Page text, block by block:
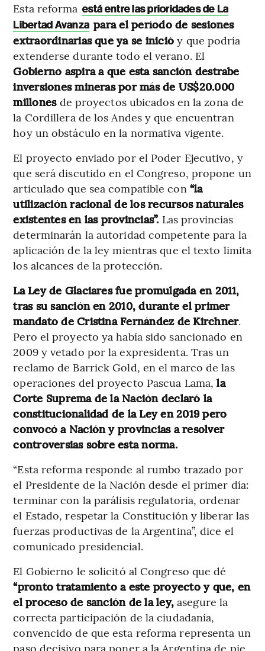
Esta reforma está entre las prioridades de La
Libertad Avanza para el período de sesiones
extraordinarias que ya se inicióy que podría
extenderse durante todo el verano. El
Gobierno aspira a que esta sanción destrabe
inversiones mineras por más de US$20.000
millones de proyectos ubicados en la zona de
la Cordillera de los Andes y que encuentran
hoy un obstáculo en la normativa vigente.
El proyecto enviado por el Poder Ejecutivo, y
que será discutido en el Congreso, propone un
articulado que sea compatible con “la
utilización racional de los recursos naturales
existentes en las provincias”. Las provincias
determinarán la autoridad competente para la
aplicación de la ley mientras que el texto limita
los alcances de la protección.
La Ley de Glaciares fue promulgada en 2011,
tras su sanción en 2010, durante el primer
mandato de Cristina Fernández de Kirchner.
Pero el proyecto ya había sido sancionado en
2009 y vetado por la expresidenta. Tras un
reclamo de Barrick Gold, en el marco de las
operaciones del proyecto Pascua Lama, la
Corte Suprema de la Nación declaró la
constitucionalidad de la Ley en 2019 pero
convocó a Nación y provincias a resolver
controversias sobre esta norma.
“Esta reforma responde al rumbo trazado por
el Presidente de la Nación desde el primer día:
terminar con la parálisis regulatoria, ordenar
el Estado, respetar la Constitución y liberar las
fuerzas productivas de la Argentina”, dice el
comunicado presidencial.
El Gobierno le solicitó al Congreso que dé
“pronto tratamiento a este proyecto y que, en
el proceso de sanción de la ley, asegure la
correcta participación de la ciudadanía,
convencido de que esta reforma representa un
paso decisivo para poner a la Argentina de pie,